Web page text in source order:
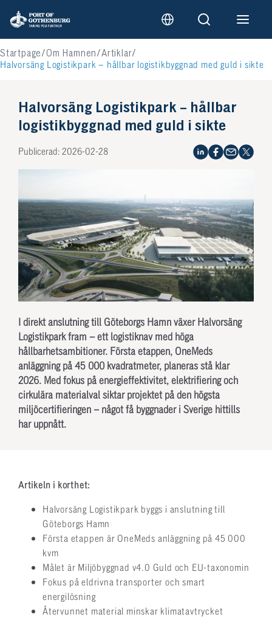
Startpage Om Hamnen Artiklar
Halvorsäng Logistikpark – hållbar logistikbyggnad med guld i sikte
Halvorsäng Logistikpark – hållbar
logistikbyggnad med guld i sikte
Publicerad: 2026-02-28
I direkt anslutning till Göteborgs Hamn växer Halvorsäng
Logistikpark fram – ett logistiknav med höga
hållbarhetsambitioner. Första etappen, OneMeds
anläggning på 45 000 kvadratmeter, planeras stå klar
2026. Med fokus på energieffektivitet, elektrifiering och
cirkulära materialval siktar projektet på den högsta
miljöcertifieringen – något få byggnader i Sverige hittills
har uppnått.
Artikeln i korthet:
Halvorsäng Logistikpark byggs i anslutning till
Göteborgs Hamn
Första etappen är OneMeds anläggning på 45 000
kvm
Målet är Miljöbyggnad v4.0 Guld och EU-taxonomin
Fokus på eldrivna transporter och smart
energilösning
Återvunnet material minskar klimatavtrycket